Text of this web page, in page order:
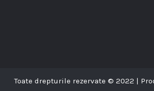
Toate drepturile rezervate © 2022 |